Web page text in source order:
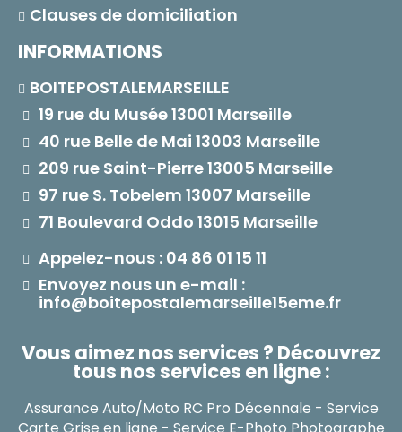
Clauses de domiciliation
INFORMATIONS
BOITEPOSTALEMARSEILLE
19 rue du Musée 13001 Marseille
40 rue Belle de Mai 13003 Marseille
209 rue Saint-Pierre 13005 Marseille
97 rue S. Tobelem 13007 Marseille
71 Boulevard Oddo 13015 Marseille
Appelez-nous : 04 86 01 15 11
Envoyez nous un e-mail :
info@boitepostalemarseille15eme.fr
Vous aimez nos services ? Découvrez
tous nos services en ligne :
Assurance Auto/Moto RC Pro Décennale - Service
Carte Grise en ligne - Service E-Photo Photographe